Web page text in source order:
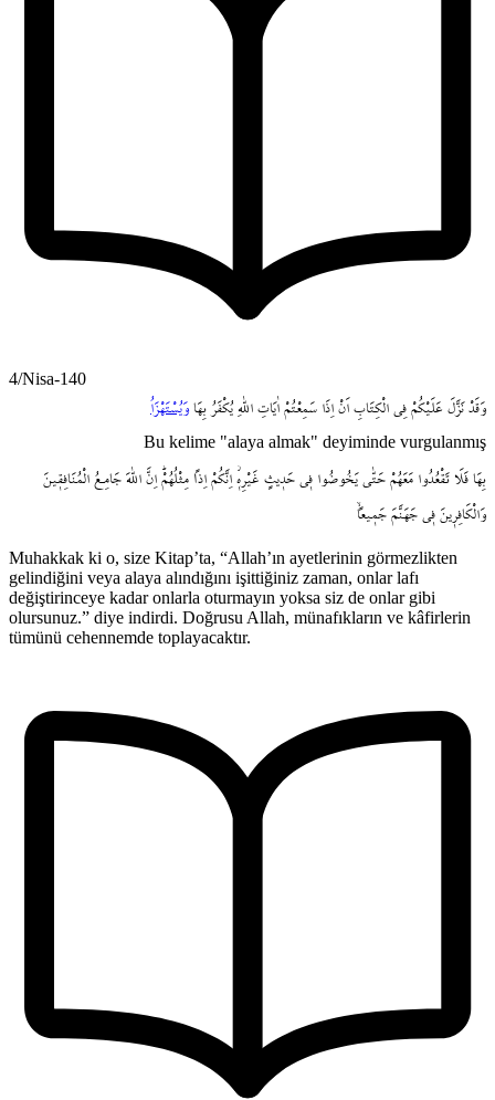
4/Nisa-140
وَقَدْ نَزَّلَ عَلَيْكُمْ فِي الْكِتَابِ اَنْ اِذَا سَمِعْتُمْ اٰيَاتِ اللّٰهِ يُكْفَرُ بِهَا وَيُسْتَهْزَاُ
Bu kelime "alaya almak" deyiminde vurgulanmış
بِهَا فَلَا تَقْعُدُوا مَعَهُمْ حَتّٰى يَخُوضُوا ف۪ي حَد۪يثٍ غَيْرِه۪ۘ اِنَّكُمْ اِذاً مِثْلُهُمْۜ اِنَّ اللّٰهَ جَامِـعُ الْمُنَافِق۪ينَ
وَالْكَافِر۪ينَ ف۪ي جَهَنَّمَ جَم۪يعاًۙ
Muhakkak ki o, size Kitap’ta, “Allah’ın ayetlerinin görmezlikten
gelindiğini veya alaya alındığını işittiğiniz zaman, onlar lafı
değiştirinceye kadar onlarla oturmayın yoksa siz de onlar gibi
olursunuz.” diye indirdi. Doğrusu Allah, münafıkların ve kâfirlerin
tümünü cehennemde toplayacaktır.